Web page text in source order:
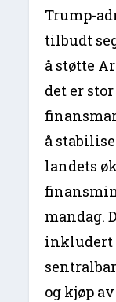
Trump-
tilbudt
å støtte
det er
å
landets
mandag.
inkludert
og kjøp